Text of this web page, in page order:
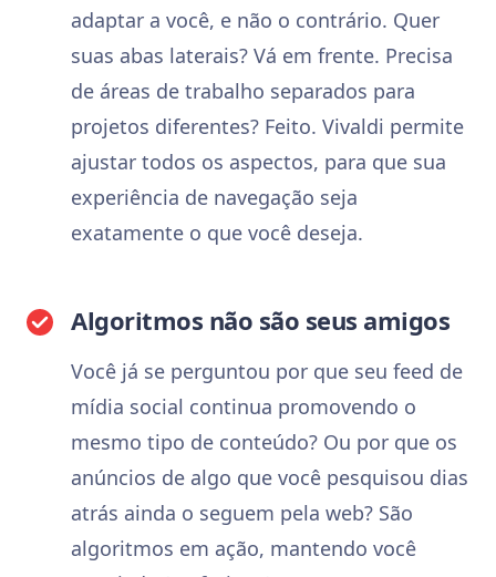
adaptar a você, e não o contrário. Quer
suas abas laterais? Vá em frente. Precisa
de áreas de trabalho separados para
projetos diferentes? Feito. Vivaldi permite
ajustar todos os aspectos, para que sua
experiência de navegação seja
exatamente o que você deseja.
Algoritmos não são seus amigos
Você já se perguntou por que seu feed de
mídia social continua promovendo o
mesmo tipo de conteúdo? Ou por que os
anúncios de algo que você pesquisou dias
atrás ainda o seguem pela web? São
algoritmos em ação, mantendo você